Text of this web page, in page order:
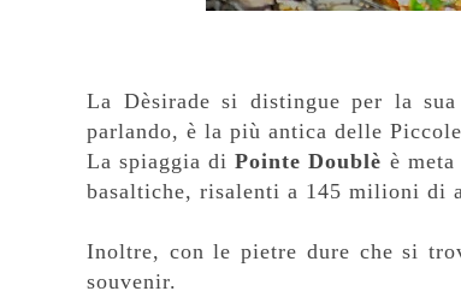
La Dèsirade si distingue per la sua
parlando, è la più antica delle
La spiaggia diPointe Doublè è
basaltiche, risalenti a 145 milioni di
Inoltre, con le pietre dure che si
souvenir.